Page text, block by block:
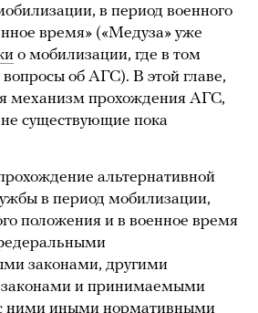
в период военного
время» («Медуза» уже
о мобилизации, где в том
вопросы об АГС). В этой главе,
механизм прохождения АГС,
существующие пока
альтернативной
в период мобилизации,
положения и в военное время
законами, другими
и принимаемыми
с ними иными нормативными